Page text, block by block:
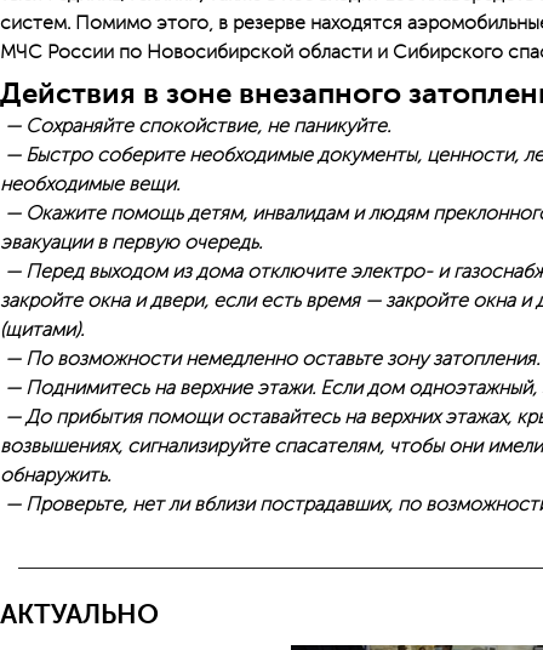
систем. Помимо этого, в резерве находятся
МЧС России по Новосибирской области и Сибирского
Действия в зоне внезапного
— Сохраняйте спокойствие, не паникуйте.
— Быстро соберите необходимые документы, ценности,
необходимые вещи.
— Окажите помощь детям, инвалидам и людям
эвакуации в первую очередь.
— Перед выходом из дома отключите электро- и
закройте окна и двери, если есть время — закройте окна
(щитами).
— По возможности немедленно оставьте зону затопления.
— Поднимитесь на верхние этажи. Если дом
— До прибытия помощи оставайтесь на верхних этажах,
возвышениях, сигнализируйте спасателям, чтобы они
обнаружить.
— Проверьте, нет ли вблизи пострадавших, по
АКТУАЛЬНО